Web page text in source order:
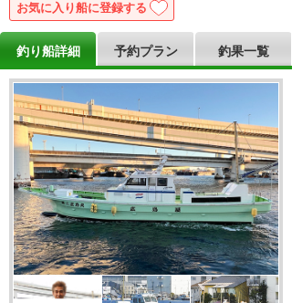
お気に入り船に登録
釣り船詳細 予約プラン 釣果一覧